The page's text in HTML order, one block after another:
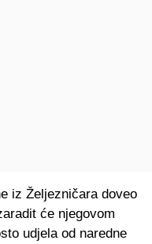
iz Željezničara doveo
će njegovom
udjela od naredne